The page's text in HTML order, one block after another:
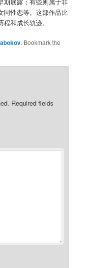
同性恋等。这部作品比
和成长轨迹。
. Bookmark the
Required fields